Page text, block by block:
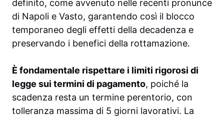
definito, come avvenuto nelle recenti pronunce
di Napoli e Vasto, garantendo così il blocco
temporaneo degli effetti della decadenza e
preservando i benefici della rottamazione.
È fondamentale rispettare i limiti rigorosi di
legge sui termini di pagamento, poiché la
scadenza resta un termine perentorio, con
tolleranza massima di 5 giorni lavorativi. La